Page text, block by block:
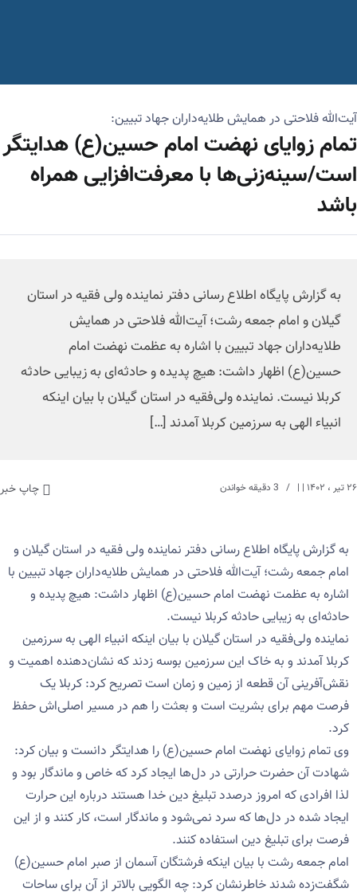
آیت‌الله فلاحتی در همایش طلایه‌داران جهاد تبیین:
تمام زوایای نهضت امام حسین(ع) هدایتگر
است/سینه‌زنی‌ها با معرفت‌افزایی همراه
باشد
به گزارش پایگاه اطلاع رسانی دفتر نماینده ولی فقیه در استان
گیلان و امام جمعه رشت؛ آیت‌الله فلاحتی در همایش
طلایه‌داران جهاد تبیین با اشاره به عظمت نهضت امام
حسین(ع) اظهار داشت: هیچ پدیده و حادثه‌ای به زیبایی حادثه
کربلا نیست. نماینده ولی‌فقیه در استان گیلان با بیان اینکه
انبیاء الهی به سرزمین کربلا آمدند […]
۲۶ تیر ، ۱۴۰۲ | | چاپ خبر
به گزارش پایگاه اطلاع رسانی دفتر نماینده ولی فقیه در استان گیلان و
امام جمعه رشت؛ آیت‌الله فلاحتی در همایش طلایه‌داران جهاد تبیین با
اشاره به عظمت نهضت امام حسین(ع) اظهار داشت: هیچ پدیده و
حادثه‌ای به زیبایی حادثه کربلا نیست.
نماینده ولی‌فقیه در استان گیلان با بیان اینکه انبیاء الهی به سرزمین
کربلا آمدند و به خاک این سرزمین بوسه زدند که نشان‌دهنده اهمیت و
نقش‌آفرینی آن قطعه از زمین و زمان است تصریح کرد: کربلا یک
فرصت مهم برای بشریت است و بعثت را هم در مسیر اصلی‌اش حفظ
کرد.
وی تمام زوایای نهضت امام حسین(ع) را هدایتگر دانست و بیان کرد:
شهادت آن حضرت حرارتی در دل‌ها ایجاد کرد که خاص و ماندگار بود و
لذا افرادی که امروز درصدد تبلیغ دین خدا هستند درباره این حرارت
ایجاد شده در دل‌ها که سرد نمی‌شود و ماندگار است، کار کنند و از این
فرصت برای تبلیغ دین استفاده کنند.
امام جمعه رشت با بیان اینکه فرشتگان آسمان‌‌ از صبر امام حسین(ع)
شگفت‌زده شدند خاطرنشان کرد: چه الگویی بالاتر از آن برای ساحات